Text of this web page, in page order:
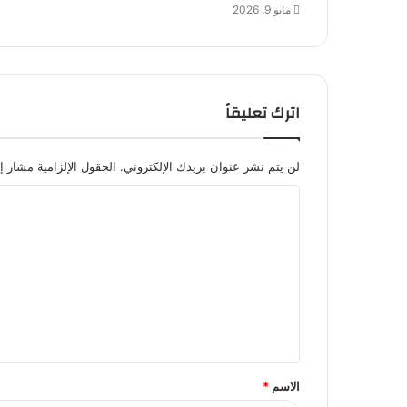
مايو 9, 2026
اترك تعليقاً
لن يتم نشر عنوان بريدك الإلكتروني. الحقول الإلزامية مشار
ق
*
الاسم *